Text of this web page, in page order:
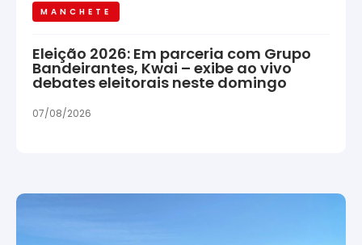
MANCHETE
Eleição 2026: Em parceria com Grupo
Bandeirantes, Kwai – exibe ao vivo
debates eleitorais neste domingo
07/08/2026